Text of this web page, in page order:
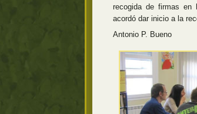
recogida de firmas en
acordó dar inicio a la
Antonio P. Bueno